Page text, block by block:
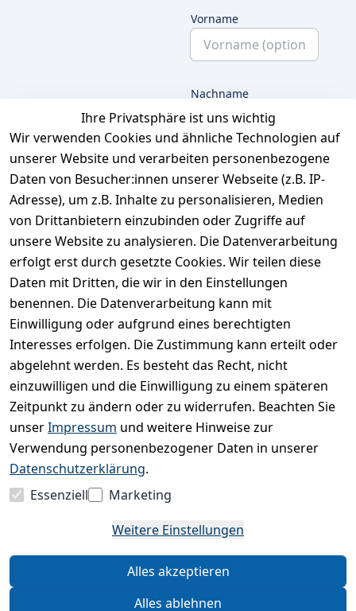
Ihre Privatsphäre ist uns wichtig
Wir verwenden Cookies und ähnliche Technologien auf
unserer Website und verarbeiten personenbezogene
Daten von Besucher:innen unserer Webseite (z.B. IP-
Adresse), um z.B. Inhalte zu personalisieren, Medien
von Drittanbietern einzubinden oder Zugriffe auf
unsere Website zu analysieren. Die Datenverarbeitung
erfolgt erst durch gesetzte Cookies. Wir teilen diese
Daten mit Dritten, die wir in den Einstellungen
benennen. Die Datenverarbeitung kann mit
Einwilligung oder aufgrund eines berechtigten
Interesses erfolgen. Die Zustimmung kann erteilt oder
abgelehnt werden. Es besteht das Recht, nicht
einzuwilligen und die Einwilligung zu einem späteren
Zeitpunkt zu ändern oder zu widerrufen. Beachten Sie
unserImpressum und weitere Hinweise zur
Verwendung personenbezogener Daten in unserer
Datenschutzerklärung.
Essenziell
Marketing
Weitere Einstellungen
Alles akzeptieren
Alles ablehnen
Vorname
Nachname
E-Mail
Ich bestätige hiermit,
dass ich die
Datenschutzerklärung
gelesen habe. Ich
kann meine
Einwilligung jederzeit
widerrufen.**
Newsletter
abonnieren
** markierte Felder sind